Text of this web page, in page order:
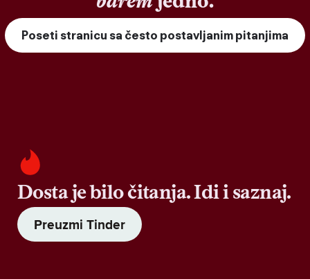
Poseti stranicu sa često postavljanim pitanjima
Dosta je bilo čitanja. Idi i saznaj.
Preuzmi Tinder